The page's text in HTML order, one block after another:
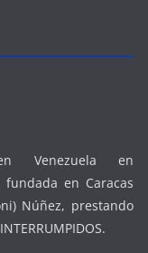
Venezuela en
fundada en Caracas
Núñez, prestando